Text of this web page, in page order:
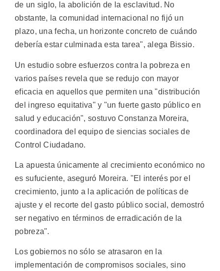
de un siglo, la abolición de la esclavitud. No
obstante, la comunidad internacional no fijó un
plazo, una fecha, un horizonte concreto de cuándo
debería estar culminada esta tarea", alega Bissio.
Un estudio sobre esfuerzos contra la pobreza en
varios países revela que se redujo con mayor
eficacia en aquellos que permiten una "distribución
del ingreso equitativa" y "un fuerte gasto público en
salud y educación", sostuvo Constanza Moreira,
coordinadora del equipo de siencias sociales de
Control Ciudadano.
La apuesta únicamente al crecimiento económico no
es sufuciente, aseguró Moreira. "El interés por el
crecimiento, junto a la aplicación de políticas de
ajuste y el recorte del gasto público social, demostró
ser negativo en términos de erradicación de la
pobreza".
Los gobiernos no sólo se atrasaron en la
implementación de compromisos sociales, sino